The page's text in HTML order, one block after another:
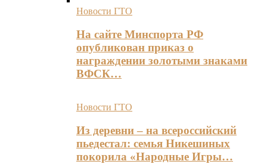
Новости ГТО
На сайте Минспорта РФ
опубликован приказ о
награждении золотыми знаками
ВФСК…
Новости ГТО
Из деревни – на всероссийский
пьедестал: семья Никешиных
покорила «Народные Игры…